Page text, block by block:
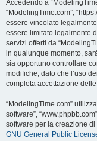
Accedendo a
“ModelingTime.com”,
essere vincolato
essere limitato legalmente
servizi offerti da
in qualunque momento,
sia opportuno controllare
modifiche, dato che l’uso
completa accettazione
“ModelingTime.com”
software”,
software per la creazione
GNU General Public